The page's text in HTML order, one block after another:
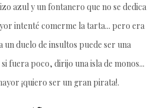
azul y un fontanero que no se dedica
intenté comerme la tarta... pero era
un duelo de insultos puede ser una
fuera poco, dirijo una isla de monos...
¡quiero ser un gran pirata!.